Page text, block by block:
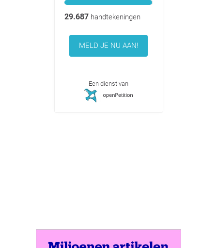
29.687handtekeningen
MELD JE NU AAN!
Een dienst van